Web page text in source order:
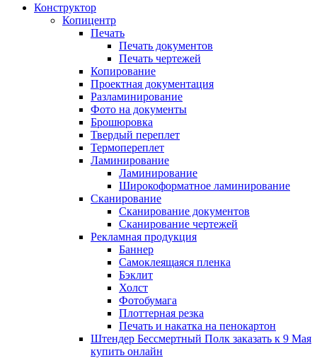
Конструктор
Копицентр
Печать
Печать документов
Печать чертежей
Копирование
Проектная документация
Разламинирование
Фото на документы
Брошюровка
Твердый переплет
Термопереплет
Ламинирование
Ламинирование
Широкоформатное ламинирование
Сканирование
Сканирование документов
Сканирование чертежей
Рекламная продукция
Баннер
Самоклеящаяся пленка
Бэклит
Холст
Фотобумага
Плоттерная резка
Печать и накатка на пенокартон
Штендер Бессмертный Полк заказать к 9 Мая
купить онлайн